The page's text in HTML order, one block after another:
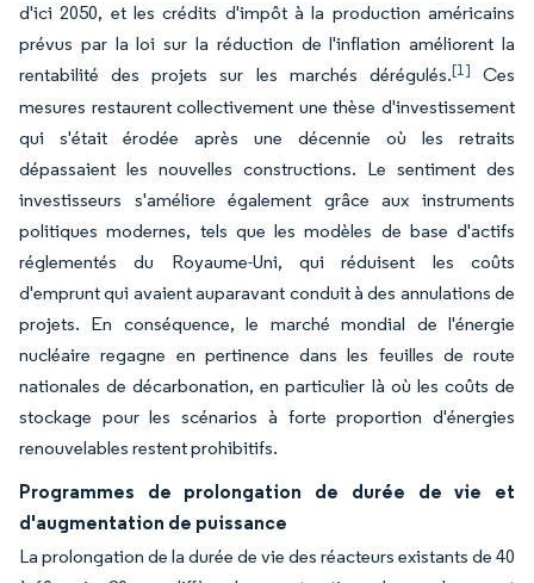
d'ici 2050, et les crédits d'impôt à la production américains
prévus par la loi sur la réduction de l'inflation améliorent la
rentabilité des projets sur les marchés dérégulés.[1]
Ces
mesures restaurent collectivement une thèse d'investissement
qui s'était érodée après une décennie où les retraits
dépassaient les nouvelles constructions. Le sentiment des
investisseurs s'améliore également grâce aux instruments
politiques modernes, tels que les modèles de base d'actifs
réglementés du Royaume-Uni, qui réduisent les coûts
d'emprunt qui avaient auparavant conduit à des annulations de
projets. En conséquence, le marché mondial de l'énergie
nucléaire regagne en pertinence dans les feuilles de route
nationales de décarbonation, en particulier là où les coûts de
stockage pour les scénarios à forte proportion d'énergies
renouvelables restent prohibitifs.
Programmes de prolongation de durée de vie et
d'augmentation de puissance
La prolongation de la durée de vie des réacteurs existants de 40